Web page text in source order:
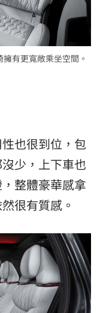
有更寬敞乘坐空間。
也很到位，包
少，上下車也
整體豪華感拿
很有質感。